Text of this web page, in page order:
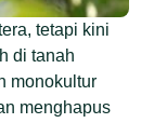
tetapi kini
di tanah
monokultur
menghapus